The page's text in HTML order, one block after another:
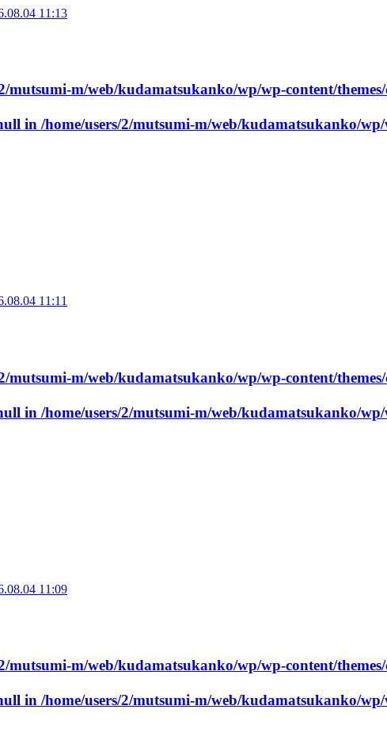
11:13
mutsumi-m/web/kudamatsukanko/wp/wp-content/
in /home/users/2/mutsumi-m/web/kudamatsukanko/
11:11
mutsumi-m/web/kudamatsukanko/wp/wp-content/
in /home/users/2/mutsumi-m/web/kudamatsukanko/
11:09
mutsumi-m/web/kudamatsukanko/wp/wp-content/
in /home/users/2/mutsumi-m/web/kudamatsukanko/